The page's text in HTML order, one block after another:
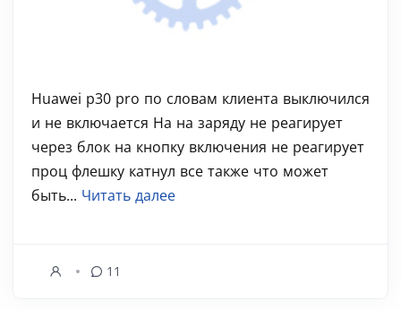
Huawei p30 pro по словам клиента выключился
и не включается На на заряду не реагирует
через блок на кнопку включения не реагирует
проц флешку катнул все также что может
быть... Читать далее
11